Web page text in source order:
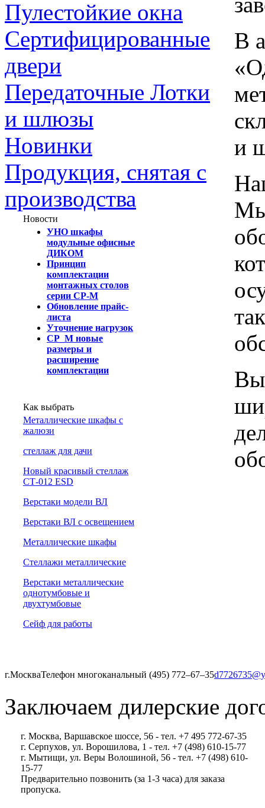
Пулестойкие окна
Сертифицированные
двери
Передаточные Лотки
и шлюзы
Новинки
Продукция, снятая с
производства
Новости
УНО шкафы
модульные офисные
ДИКОМ
Принцип
комплектации
монтажных столов
серии СР-М
Обновление прайс-
листа
Уточнение нагрузок
СР_М новые
размеры и
расширение
комплектации
Как выбрать
Металлические шкафы с
жалюзи
cтеллаж для дачи
Новый красивый стеллаж
СТ-012 ESD
Верстаки модели ВЛ
Верстаки ВЛ с освещением
Металлические шкафы
Стеллажи металлические
Верстаки металлические
однотумбовые и
двухтумбовые
Сейф для работы
В
и
Мы
г.МоскваТелефон многоканальный (495) 772‒67‒35
Заключаем дилерские
г. Москва, Варшавское шоссе, 56 - тел. +7 495 772-67-35
г. Серпухов, ул. Ворошилова, 1 - тел. +7 (498) 610-15-77
г. Мытищи, ул. Веры Волошиной, 56 - тел. +7 (498) 610-
15-77
Предварительно позвонить (за 1-3 часа) для заказа
пропуска.